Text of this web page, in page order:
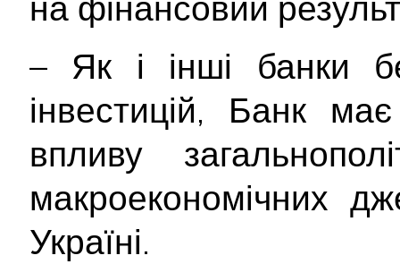
– Як і інші банки
інвестицій, Банк
впливу
макроекономічних
Україні.